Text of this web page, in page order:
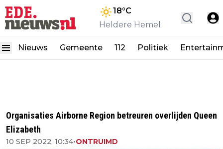
18°C
Heldere Hemel
Nieuws Gemeente 112 Politiek
Organisaties Airborne Region betreuren overlijden Queen
Elizabeth
10 SEP 2022, 10:34•ONTRUIMD